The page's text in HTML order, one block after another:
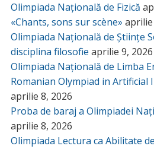
Olimpiada Națională de Fizică
«Chants, sons sur scène» aprilie
Olimpiada Națională de Științe
disciplina filosofie aprilie 9, 2026
Olimpiada Națională de Limba
Romanian Olympiad in Artificial
aprilie 8, 2026
Proba de baraj a Olimpiadei
aprilie 8, 2026
Olimpiada Lectura ca Abilitate